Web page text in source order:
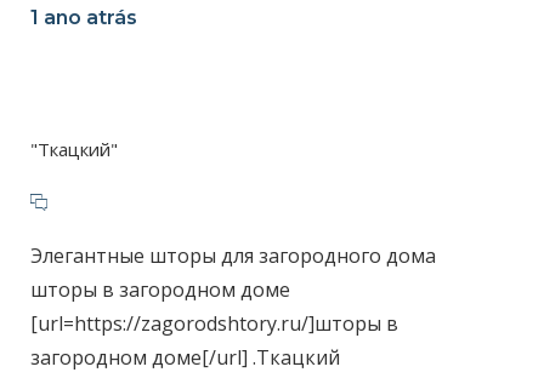
1 ano atrás
"Ткацкий"
Элегантные шторы для загородного дома
шторы в загородном доме
[url=https://zagorodshtory.ru/]шторы в
загородном доме[/url] .Ткацкий